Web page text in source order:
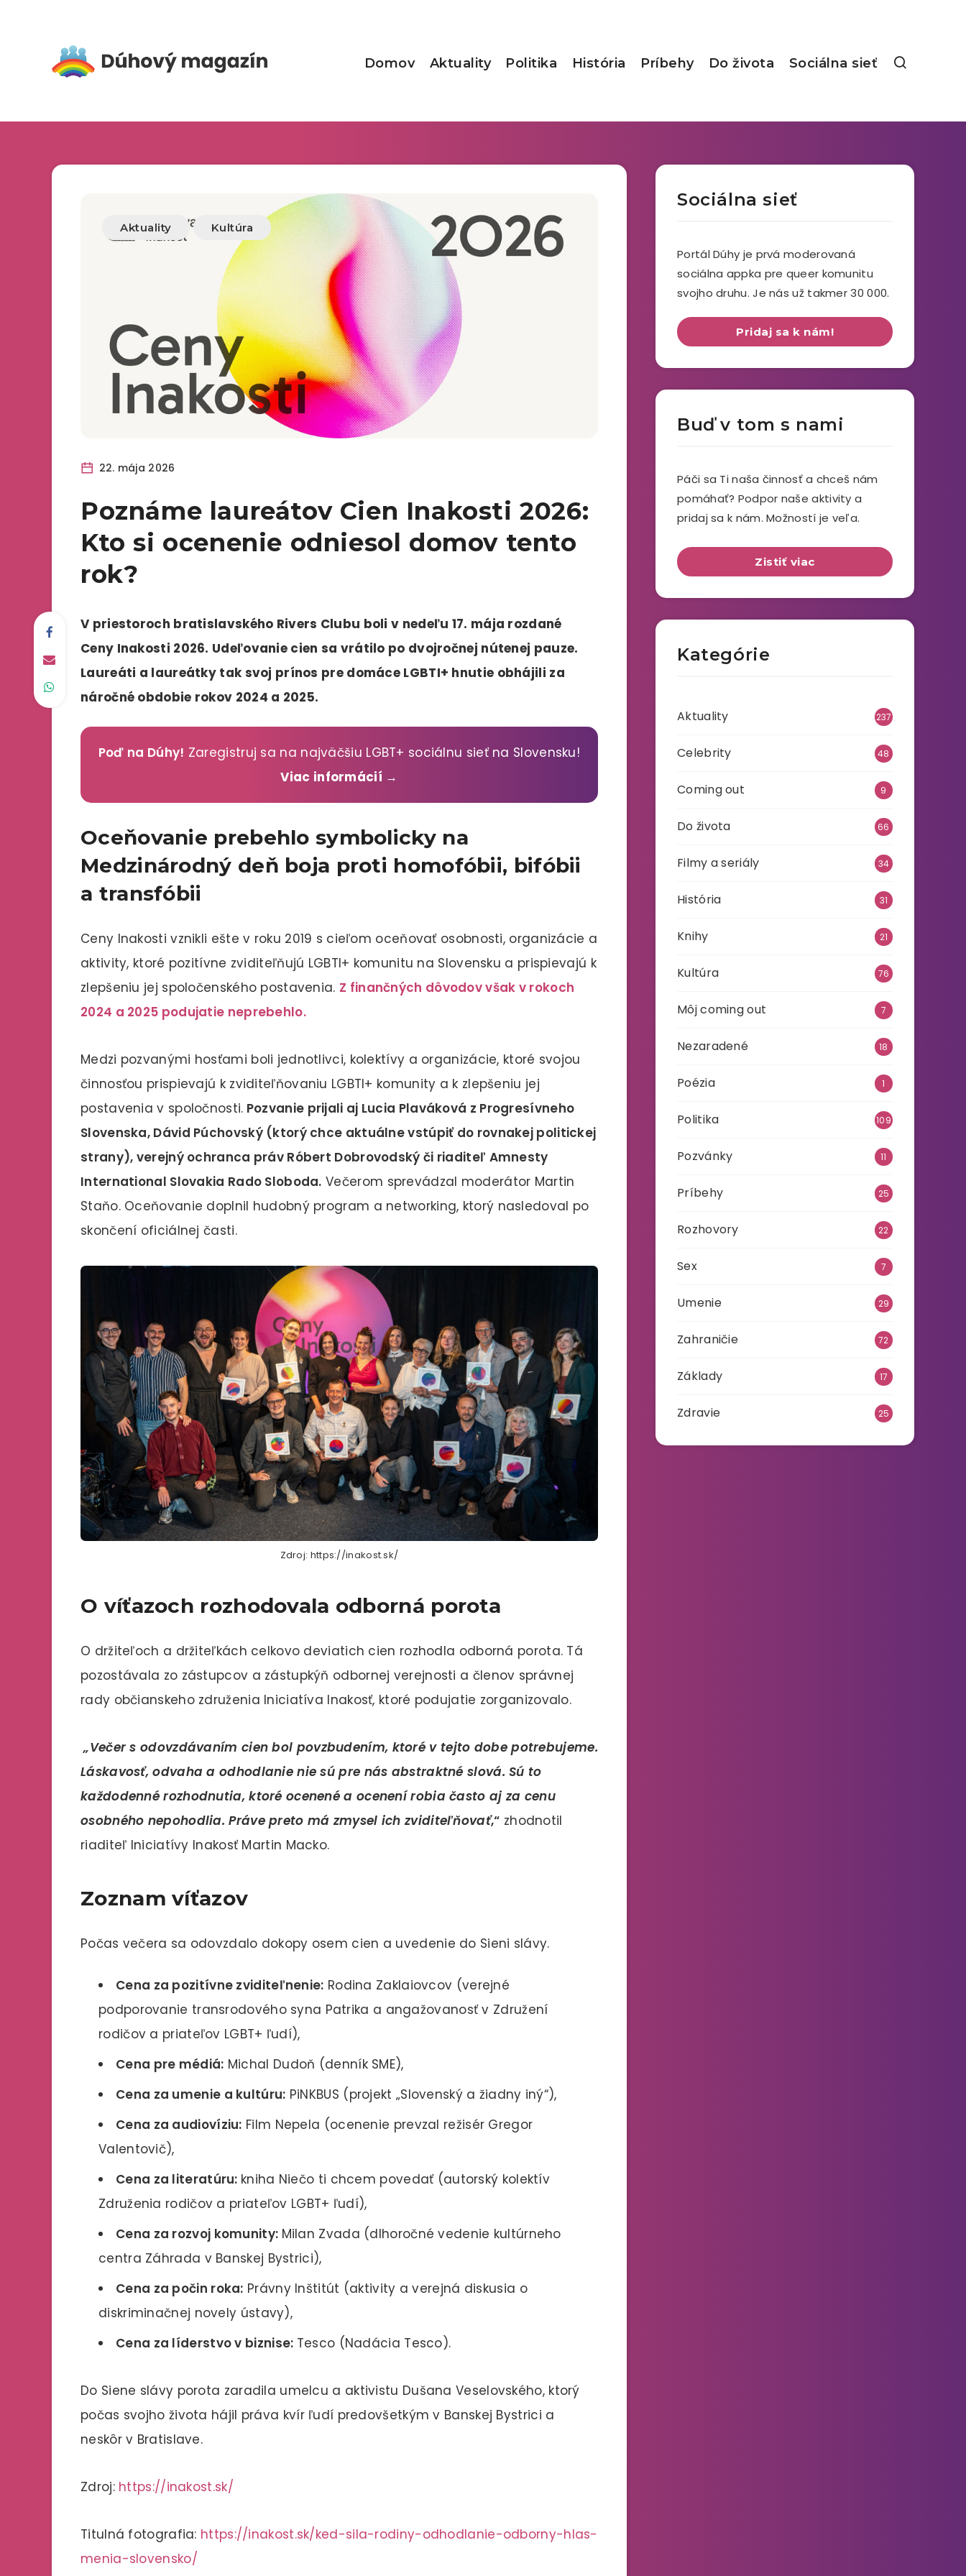
Domov Aktuality Politika História Príbehy Do života Sociálna sieť
Aktuality Kultúra
22. mája 2026
Poznáme laureátov Cien Inakosti 2026:
Kto si ocenenie odniesol domov tento
rok?
V priestoroch bratislavského Rivers Clubu boli v nedeľu 17. mája rozdané
Ceny Inakosti 2026. Udeľovanie cien sa vrátilo po dvojročnej nútenej pauze.
Laureáti a laureátky tak svoj prínos pre domáce LGBTI+ hnutie obhájili za
náročné obdobie rokov 2024 a 2025.
Poď na Dúhy! Zaregistruj sa na najväčšiu LGBT+ sociálnu sieť na Slovensku!
Viac informácií →
Oceňovanie prebehlo symbolicky na
Medzinárodný deň boja proti homofóbii, bifóbii
a transfóbii
Ceny Inakosti vznikli ešte v roku 2019 s cieľom oceňovať osobnosti, organizácie a
aktivity, ktoré pozitívne zviditeľňujú LGBTI+ komunitu na Slovensku a prispievajú k
zlepšeniu jej spoločenského postavenia. Z finančných dôvodov však v rokoch
2024 a 2025 podujatie neprebehlo.
Medzi pozvanými hosťami boli jednotlivci, kolektívy a organizácie, ktoré svojou
činnosťou prispievajú k zviditeľňovaniu LGBTI+ komunity a k zlepšeniu jej
postavenia v spoločnosti. Pozvanie prijali aj Lucia Plaváková z Progresívneho
Slovenska, Dávid Púchovský (ktorý chce aktuálne vstúpiť do rovnakej politickej
strany), verejný ochranca práv Róbert Dobrovodský či riaditeľ Amnesty
International Slovakia Rado Sloboda. Večerom sprevádzal moderátor Martin
Staňo. Oceňovanie doplnil hudobný program a networking, ktorý nasledoval po
skončení oficiálnej časti.
Zdroj: https://inakost.sk/
O víťazoch rozhodovala odborná porota
O držiteľoch a držiteľkách celkovo deviatich cien rozhodla odborná porota. Tá
pozostávala zo zástupcov a zástupkýň odbornej verejnosti a členov správnej
rady občianskeho združenia Iniciatíva Inakosť, ktoré podujatie zorganizovalo.
„Večer s odovzdávaním cien bol povzbudením, ktoré v tejto dobe potrebujeme.
Láskavosť, odvaha a odhodlanie nie sú pre nás abstraktné slová. Sú to
každodenné rozhodnutia, ktoré ocenené a ocenení robia často aj za cenu
osobného nepohodlia. Práve preto má zmysel ich zviditeľňovať,“ zhodnotil
riaditeľ Iniciatívy Inakosť Martin Macko.
Zoznam víťazov
Počas večera sa odovzdalo dokopy osem cien a uvedenie do Sieni slávy.
Cena za pozitívne zviditeľnenie: Rodina Zaklaiovcov (verejné
podporovanie transrodového syna Patrika a angažovanosť v Združení
rodičov a priateľov LGBT+ ľudí),
Cena pre médiá: Michal Dudoň (denník SME),
Cena za umenie a kultúru: PiNKBUS (projekt „Slovenský a žiadny iný“),
Cena za audiovíziu: Film Nepela (ocenenie prevzal režisér Gregor
Valentovič),
Cena za literatúru: kniha Niečo ti chcem povedať (autorský kolektív
Združenia rodičov a priateľov LGBT+ ľudí),
Cena za rozvoj komunity: Milan Zvada (dlhoročné vedenie kultúrneho
centra Záhrada v Banskej Bystrici),
Cena za počin roka: Právny Inštitút (aktivity a verejná diskusia o
diskriminačnej novely ústavy),
Cena za líderstvo v biznise: Tesco (Nadácia Tesco).
Do Siene slávy porota zaradila umelcu a aktivistu Dušana Veselovského, ktorý
počas svojho života hájil práva kvír ľudí predovšetkým v Banskej Bystrici a
neskôr v Bratislave.
Zdroj: https://inakost.sk/
Titulná fotografia: https://inakost.sk/ked-sila-rodiny-odhodlanie-odborny-hlas-
menia-slovensko/
Sociálna sieť
Portál Dúhy je prvá moderovaná
sociálna appka pre queer komunitu
svojho druhu. Je nás už takmer 30 000.
Pridaj sa k nám!
Buď v tom s nami
Páči sa Ti naša činnosť a chceš nám
pomáhať? Podpor naše aktivity a
pridaj sa k nám. Možností je veľa.
Zistiť viac
Kategórie
Aktuality 237
Celebrity 48
Coming out 9
Do života 66
Filmy a seriály 34
História 31
Knihy 21
Kultúra 76
Môj coming out 7
Nezaradené 18
Poézia 1
Politika 109
Pozvánky 11
Príbehy 25
Rozhovory 22
Sex 7
Umenie 29
Zahraničie 72
Základy 17
Zdravie 25